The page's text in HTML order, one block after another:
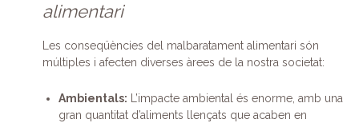
alimentari
Les conseqüències del malbaratament alimentari són
múltiples i afecten diverses àrees de la nostra societat:
Ambientals: L’impacte ambiental és enorme, amb una
gran quantitat d’aliments llençats que acaben en